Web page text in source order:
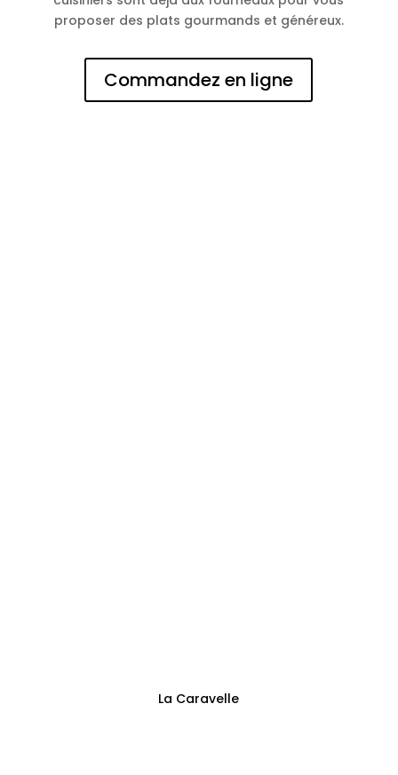
proposer des plats gourmands et généreux.
Commandez en ligne
La Caravelle